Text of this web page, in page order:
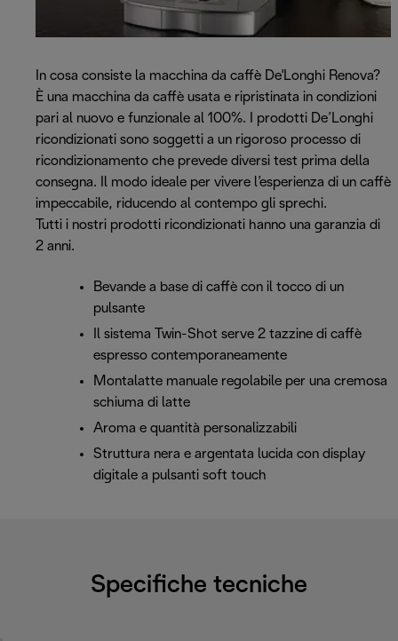
In cosa consiste la macchina da caffè De'Longhi Renova?
È una macchina da caffè usata e ripristinata in condizioni
pari al nuovo e funzionale al 100%. I prodotti De’Longhi
ricondizionati sono soggetti a un rigoroso processo di
ricondizionamento che prevede diversi test prima della
consegna. Il modo ideale per vivere l’esperienza di un caffè
impeccabile, riducendo al contempo gli sprechi.
Tutti i nostri prodotti ricondizionati hanno una garanzia di
2 anni.
Bevande a base di caffè con il tocco di un
pulsante
Il sistema Twin-Shot serve 2 tazzine di caffè
espresso contemporaneamente
Montalatte manuale regolabile per una cremosa
schiuma di latte
Aroma e quantità personalizzabili
Struttura nera e argentata lucida con display
digitale a pulsanti soft touch
Specifiche tecniche